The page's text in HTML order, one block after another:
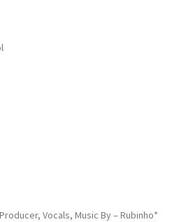
Vocals, Music By – Rubinho*